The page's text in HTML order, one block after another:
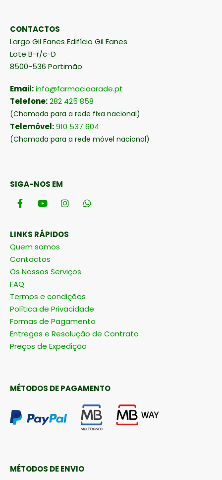
CONTACTOS
Largo Gil Eanes Edifício Gil Eanes
Lote B-r/c-D
8500-536 Portimão
Email:info@farmaciaarade.pt
Telefone:282 425 858
(Chamada para a rede fixa nacional)
Telemóvel:910 537 604
(Chamada para a rede móvel nacional)
SIGA-NOS EM
LINKS RÁPIDOS
Quem somos
Contactos
Os Nossos Serviços
FAQ
Termos e condições
Política de Privacidade
Formas de Pagamento
Entregas e Resolução de Contrato
Preços de Expedição
MÉTODOS DE PAGAMENTO
MÉTODOS DE ENVIO